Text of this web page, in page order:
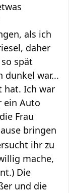
als ich
daher
spät
dunkel war...
hat. Ich war
ein Auto
Frau
bringen
ihr zu
mache,
Die
und die